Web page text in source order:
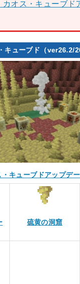
カオス・キューブド
キューブド（ver26.2/
・キューブドアップデ
硫黄の洞窟